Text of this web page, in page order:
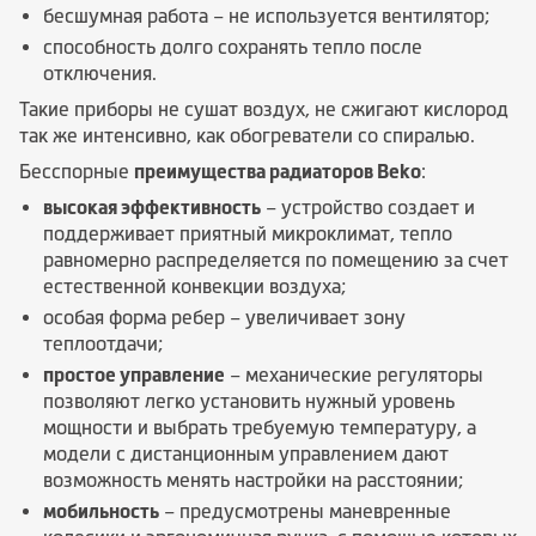
бесшумная работа – не используется вентилятор;
способность долго сохранять тепло после
отключения.
Такие приборы не сушат воздух, не сжигают кислород
так же интенсивно, как обогреватели со спиралью.
Бесспорные преимущества радиаторов Beko:
высокая эффективность – устройство создает и
поддерживает приятный микроклимат, тепло
равномерно распределяется по помещению за счет
естественной конвекции воздуха;
особая форма ребер – увеличивает зону
теплоотдачи;
простое управление – механические регуляторы
позволяют легко установить нужный уровень
мощности и выбрать требуемую температуру, а
модели с дистанционным управлением дают
возможность менять настройки на расстоянии;
мобильность – предусмотрены маневренные